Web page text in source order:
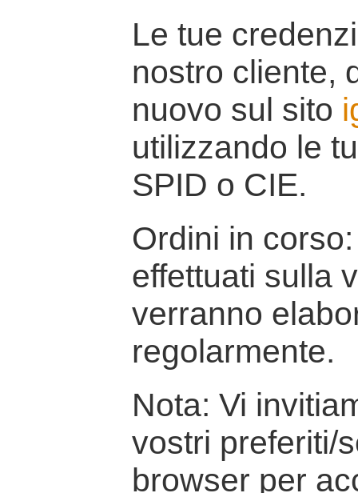
Le tue
nostro cliente,
nuovo sul sito
utilizzando le
SPID o CIE.
Ordini in
effettuati sulla
verranno
regolarmente.
Nota: Vi
vostri preferiti/
browser per